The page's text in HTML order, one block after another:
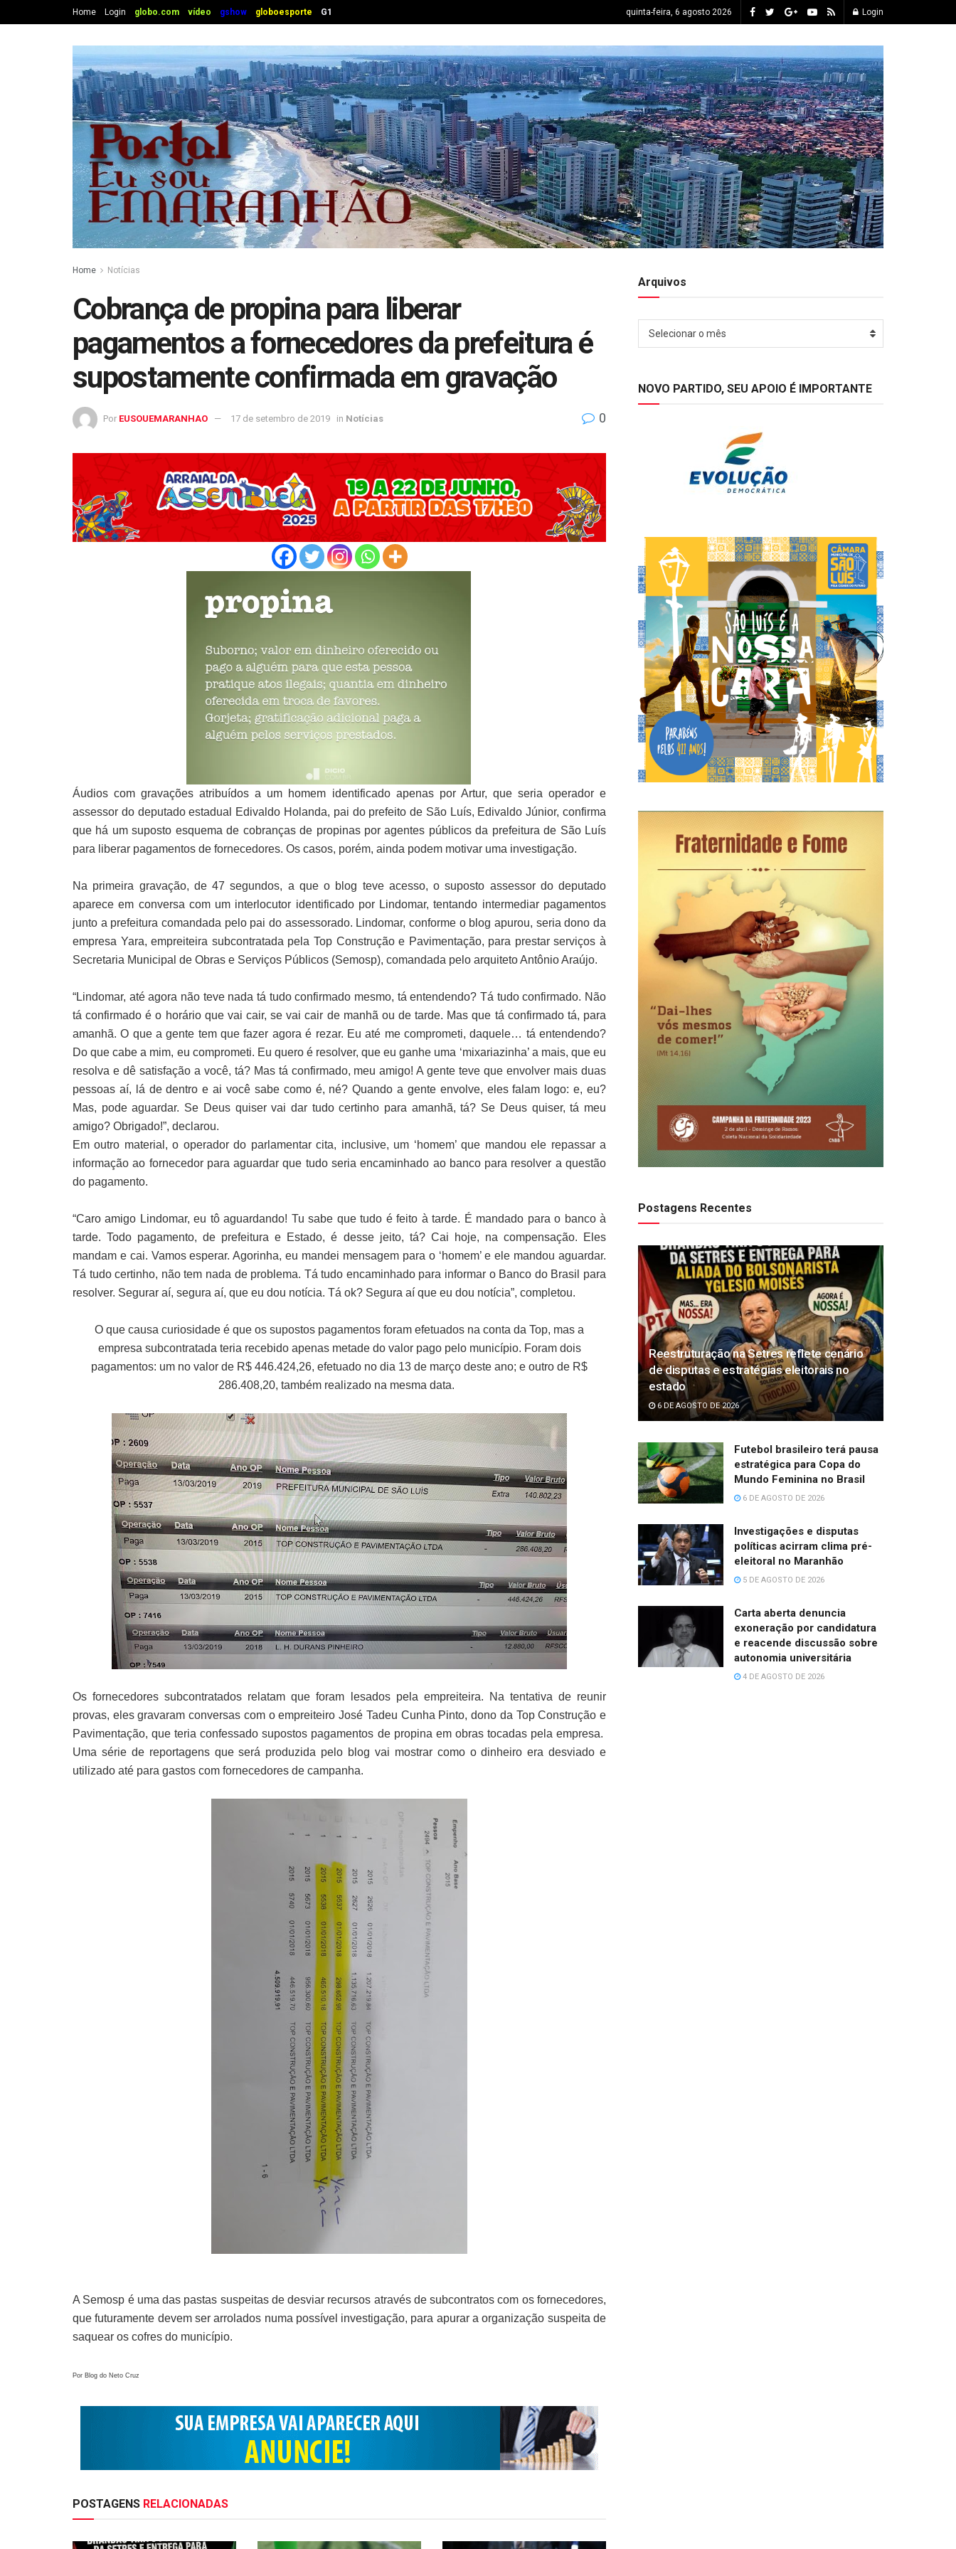
Home Login globo.com vídeo gshow globoesporte G1 quinta-feira, 6 agosto 2026 Login
Home Notícias
Cobrança de propina para liberar
pagamentos a fornecedores da prefeitura é
supostamente confirmada em gravação
Por EUSOUEMARANHAO 17 de setembro de 2019 in Notícias 0
Áudios com gravações atribuídos a um homem identificado apenas por Artur, que seria operador e
assessor do deputado estadual Edivaldo Holanda, pai do prefeito de São Luís, Edivaldo Júnior, confirma
que há um suposto esquema de cobranças de propinas por agentes públicos da prefeitura de São Luís
para liberar pagamentos de fornecedores. Os casos, porém, ainda podem motivar uma investigação.
Na primeira gravação, de 47 segundos, a que o blog teve acesso, o suposto assessor do deputado
aparece em conversa com um interlocutor identificado por Lindomar, tentando intermediar pagamentos
junto a prefeitura comandada pelo pai do assessorado. Lindomar, conforme o blog apurou, seria dono da
empresa Yara, empreiteira subcontratada pela Top Construção e Pavimentação, para prestar serviços à
Secretaria Municipal de Obras e Serviços Públicos (Semosp), comandada pelo arquiteto Antônio Araújo.
“Lindomar, até agora não teve nada tá tudo confirmado mesmo, tá entendendo? Tá tudo confirmado. Não
tá confirmado é o horário que vai cair, se vai cair de manhã ou de tarde. Mas que tá confirmado tá, para
amanhã. O que a gente tem que fazer agora é rezar. Eu até me comprometi, daquele… tá entendendo?
Do que cabe a mim, eu comprometi. Eu quero é resolver, que eu ganhe uma ‘mixariazinha’ a mais, que eu
resolva e dê satisfação a você, tá? Mas tá confirmado, meu amigo! A gente teve que envolver mais duas
pessoas aí, lá de dentro e ai você sabe como é, né? Quando a gente envolve, eles falam logo: e, eu?
Mas, pode aguardar. Se Deus quiser vai dar tudo certinho para amanhã, tá? Se Deus quiser, tá meu
amigo? Obrigado!”, declarou.
Em outro material, o operador do parlamentar cita, inclusive, um ‘homem’ que mandou ele repassar a
informação ao fornecedor para aguardar que tudo seria encaminhado ao banco para resolver a questão
do pagamento.
“Caro amigo Lindomar, eu tô aguardando! Tu sabe que tudo é feito à tarde. É mandado para o banco à
tarde. Todo pagamento, de prefeitura e Estado, é desse jeito, tá? Cai hoje, na compensação. Eles
mandam e cai. Vamos esperar. Agorinha, eu mandei mensagem para o ‘homem’ e ele mandou aguardar.
Tá tudo certinho, não tem nada de problema. Tá tudo encaminhado para informar o Banco do Brasil para
resolver. Segurar aí, segura aí, que eu dou notícia. Tá ok? Segura aí que eu dou notícia”, completou.
O que causa curiosidade é que os supostos pagamentos foram efetuados na conta da Top, mas a
empresa subcontratada teria recebido apenas metade do valor pago pelo município. Foram dois
pagamentos: um no valor de R$ 446.424,26, efetuado no dia 13 de março deste ano; e outro de R$
286.408,20, também realizado na mesma data.
Os fornecedores subcontratados relatam que foram lesados pela empreiteira. Na tentativa de reunir
provas, eles gravaram conversas com o empreiteiro José Tadeu Cunha Pinto, dono da Top Construção e
Pavimentação, que teria confessado supostos pagamentos de propina em obras tocadas pela empresa.
Uma série de reportagens que será produzida pelo blog vai mostrar como o dinheiro era desviado e
utilizado até para gastos com fornecedores de campanha.
A Semosp é uma das pastas suspeitas de desviar recursos através de subcontratos com os fornecedores,
que futuramente devem ser arrolados numa possível investigação, para apurar a organização suspeita de
saquear os cofres do município.
Por Blog do Neto Cruz
POSTAGENS RELACIONADAS
Arquivos
Selecionar o mês
NOVO PARTIDO, SEU APOIO É IMPORTANTE
Postagens Recentes
Reestruturação na Setres reflete cenário
de disputas e estratégias eleitorais no
estado
6 DE AGOSTO DE 2026
Futebol brasileiro terá pausa
estratégica para Copa do
Mundo Feminina no Brasil
6 DE AGOSTO DE 2026
Investigações e disputas
políticas acirram clima pré-
eleitoral no Maranhão
5 DE AGOSTO DE 2026
Carta aberta denuncia
exoneração por candidatura
e reacende discussão sobre
autonomia universitária
4 DE AGOSTO DE 2026